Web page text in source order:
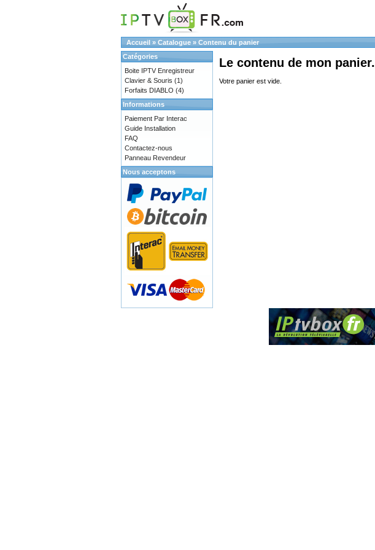
Accueil » Catalogue » Contenu du panier
Le contenu de mon panier.
Votre panier est vide.
Catégories
Boite IPTV Enregistreur
Clavier & Souris (1)
Forfaits DIABLO (4)
Informations
Paiement Par Interac
Guide Installation
FAQ
Contactez-nous
Panneau Revendeur
Nous acceptons